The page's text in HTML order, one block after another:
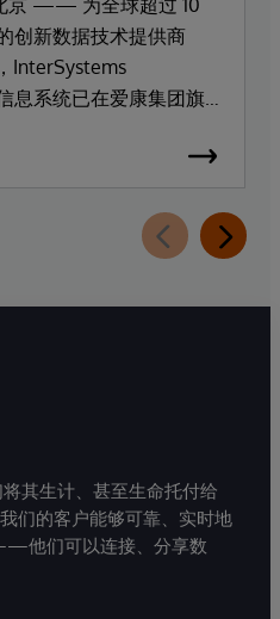
京 —— 为全球超过 10
创新数据技术提供商
InterSystems
息系统已在爱康集团旗
其生计、甚至生命托付给
们的客户能够可靠、实时地
他们可以连接、分享数